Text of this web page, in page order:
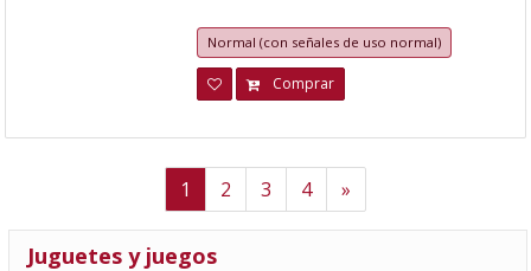
Normal (con señales de uso normal)
Comprar
1 2 3 4 »
Juguetes y juegos